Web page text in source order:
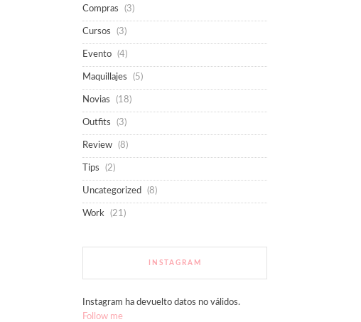
Compras (3)
Cursos (3)
Evento (4)
Maquillajes (5)
Novias (18)
Outfits (3)
Review (8)
Tips (2)
Uncategorized (8)
Work (21)
INSTAGRAM
Instagram ha devuelto datos no válidos.
Follow me